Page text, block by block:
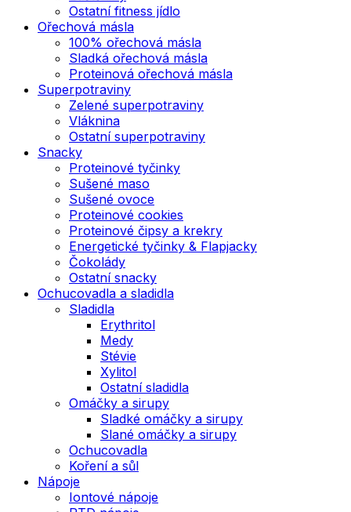
Ostatní fitness jídlo
Ořechová másla
100% ořechová másla
Sladká ořechová másla
Proteinová ořechová másla
Superpotraviny
Zelené superpotraviny
Vláknina
Ostatní superpotraviny
Snacky
Proteinové tyčinky
Sušené maso
Sušené ovoce
Proteinové cookies
Proteinové čipsy a krekry
Energetické tyčinky & Flapjacky
Čokolády
Ostatní snacky
Ochucovadla a sladidla
Sladidla
Erythritol
Medy
Stévie
Xylitol
Ostatní sladidla
Omáčky a sirupy
Sladké omáčky a sirupy
Slané omáčky a sirupy
Ochucovadla
Koření a sůl
Nápoje
Iontové nápoje